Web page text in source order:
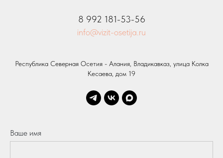
8 992 181-53-56
info@vizit-osetija.ru
Республика Северная Осетия - Алания, Владикавказ, улица Колка
Кесаева, дом 19
Ваше имя